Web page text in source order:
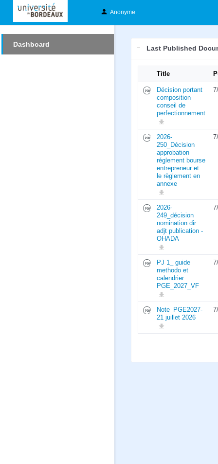
Anonyme
Dashboard
Last Published
Title
Décision portant
composition
conseil de
perfectionnement
2026-
250_Décision
approbation
réglement bourse
entrepreneur et
le règlement en
annexe
2026-
249_décision
nomination dir
adjt publication -
OHADA
PJ 1_ guide
methodo et
calendrier
PGE_2027_VF
Note_PGE2027-
21 juillet 2026